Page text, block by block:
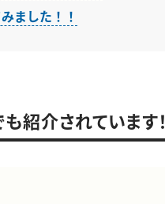
ました！！
紹介されています！